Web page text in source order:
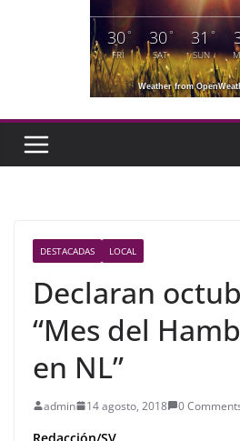
30°
FRI
30°
SAT
31°
SUN
Weather from
DESTACADAS LOCAL
Declaran
“Mes del
en NL”
admin 14 agosto, 2018 0